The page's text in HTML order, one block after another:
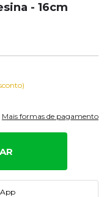
- 16cm
Mais formas de pagamento